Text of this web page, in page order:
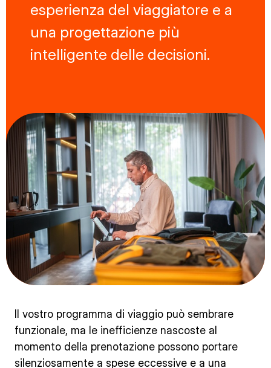
esperienza del viaggiatore e a
una progettazione più
intelligente delle decisioni.
Il vostro programma di viaggio può sembrare
funzionale, ma le inefficienze nascoste al
momento della prenotazione possono portare
silenziosamente a spese eccessive e a una